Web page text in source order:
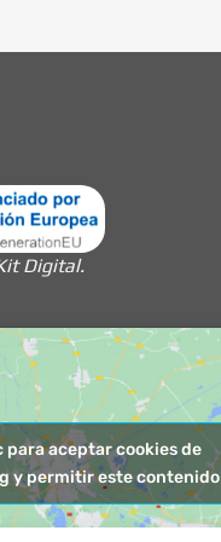
Digital.
para aceptar cookies de
y permitir este contenido